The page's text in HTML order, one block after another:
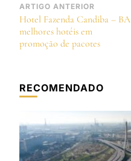
Navegação
de
post
ARTIGO ANTERIOR
Hotel Fazenda Candiba – BA
melhores hotéis em
promoção de pacotes
RECOMENDADO